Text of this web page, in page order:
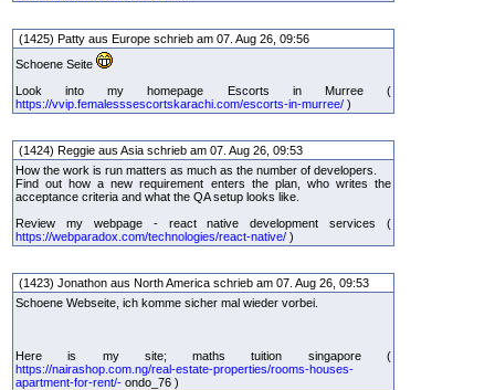
(1425) Patty aus Europe schrieb am 07. Aug 26, 09:56
Schoene Seite
Look into my homepage Escorts in Murree (
https://vvip.femalesssescortskarachi.com/escorts-in-murree/ )
(1424) Reggie aus Asia schrieb am 07. Aug 26, 09:53
How the work is run matters as much as the number of developers.
Find out how a new requirement enters the plan, who writes the
acceptance criteria and what the QA setup looks like.
Review my webpage - react native development services (
https://webparadox.com/technologies/react-native/ )
(1423) Jonathon aus North America schrieb am 07. Aug 26, 09:53
Schoene Webseite, ich komme sicher mal wieder vorbei.
Here is my site; maths tuition singapore (
https://nairashop.com.ng/real-estate-properties/rooms-houses-
apartment-for-rent/- ondo_76 )